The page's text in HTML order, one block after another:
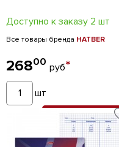
Доступно к заказу 2 шт
Все товары бренда HATBER
26800 руб*
шт
В КОРЗИНУ